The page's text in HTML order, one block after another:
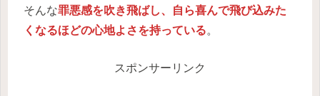
そんな罪悪感を吹き飛ばし、自ら喜んで飛び込みた
くなるほどの心地よさを持っている。
スポンサーリンク